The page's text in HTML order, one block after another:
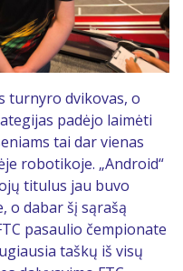
turnyro dvikovas, o
padėjo laimėti
tai dar vienas
robotikoje. „Android“
titulus jau buvo
o dabar šį sąrašą
pasaulio čempionate
taškų iš visų